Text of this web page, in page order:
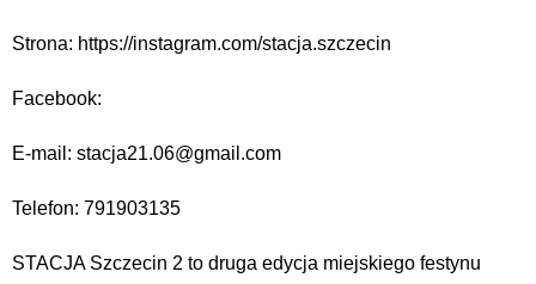
Strona: https://instagram.com/stacja.szczecin
Facebook:
E-mail: stacja21.06@gmail.com
Telefon: 791903135
STACJA Szczecin 2 to druga edycja miejskiego festynu